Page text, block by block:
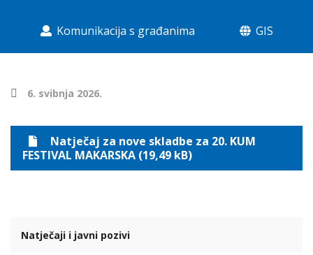
Komunikacija s građanima GIS
6. svibnja 2026.
Natječaj za nove skladbe za 20. KUM
FESTIVAL MAKARSKA (19,49 kB)
Natječaji i javni pozivi